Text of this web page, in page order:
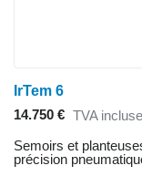
IrTem 6
14.750 € TVA incluse
Semoirs et
précision